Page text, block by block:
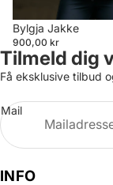
Bylgja Jakke
900,00 kr
Tilmeld dig
Få eksklusive tilbud
Mail
INFO